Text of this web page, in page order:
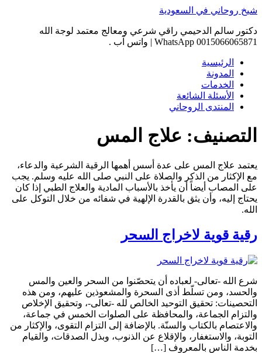
Skip
content
شيخ روحاني في السعودية
دكتور سالم الدحيمي راقي شرعي ومعالج معتمد لوجة الله
0015066065871 WhatsApp | واتس آب .
الرئيسية
المدونة
الخدمات
الأسئلة الشائعة
المنتدى الروحاني
التصنيف: علاج المس
يعتمد علاج المس على عدة أسس أهمها الرقية الشرعية والدعاء،
مع الإكثار من الذكر والصلاة على النبي صلى الله عليه وسلم. يجب
على المصاب أيضاً أن يأخذ بالأسباب المادية والعلاج الطبي إذا كان
يحتاج إليه، وأن يثق بالقدرة الإلهية في شفائه من خلال التوكل على
الله.
رقية قوية لاخراج السحر
شرع الله -تعالى- لعباده أن يتحصّنوا من السحر والعين والمس
والحسد، ومن تسلّط أذى السحرة والمشعوذين عليهم، ومن هذه
التحصينات: تحقيق التوحيد الخالص لله -تعالى-، وتحقيق الإخلاص
والتزام الجماعة، والمحافظة على الصلوات الخمس في جماعة،
والاعتصام بالكتاب والسنّة. بالإضافة إلى التزام التقوى، والإكثار من
التوبة، والاستغفار، والإقلاع عن الذنوب، وبذل الصدقات، والقيام
بخدمة الناس بالمعروف […]